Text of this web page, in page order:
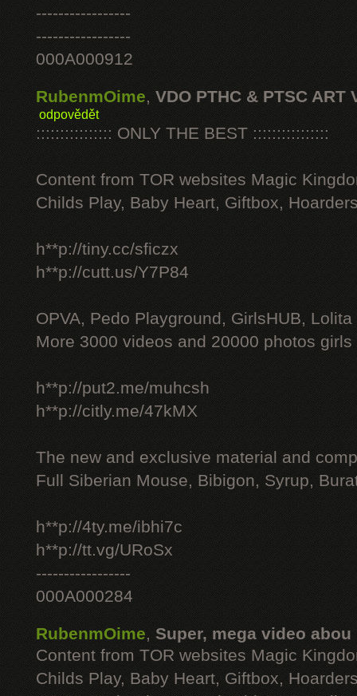
-----------------
-----------------
000A000912
RubenmOime, VDO PTHC & PTSC ART
odpovědět
:::::::::::::::: ONLY THE BEST ::::::::::::::::
Content from TOR websites Magic
Childs Play, Baby Heart, Giftbox,
h**p://tiny.cc/sficzx
h**p://cutt.us/Y7P84
OPVA, Pedo Playground, GirlsHUB, Lolita
More 3000 videos and 20000 photos
h**p://put2.me/muhcsh
h**p://citly.me/47kMX
The new and exclusive material and
Full Siberian Mouse, Bibigon, Syrup,
h**p://4ty.me/ibhi7c
h**p://tt.vg/URoSx
-----------------
000A000284
RubenmOime, Super, mega video abou
Content from TOR websites Magic
Childs Play, Baby Heart, Giftbox,